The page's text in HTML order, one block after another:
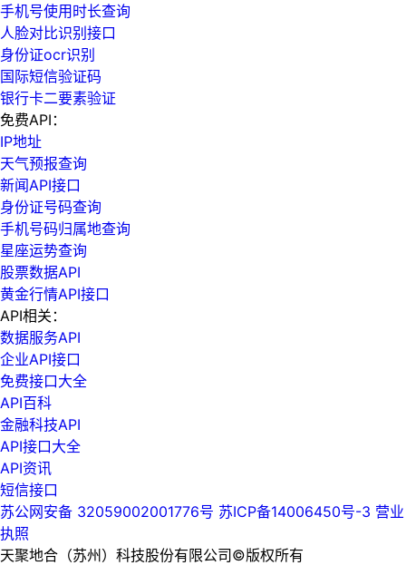
手机号使用时长查询
人脸对比识别接口
身份证ocr识别
国际短信验证码
银行卡二要素验证
免费API：
IP地址
天气预报查询
新闻API接口
身份证号码查询
手机号码归属地查询
星座运势查询
股票数据API
黄金行情API接口
API相关：
数据服务API
企业API接口
免费接口大全
API百科
金融科技API
API接口大全
API资讯
短信接口
苏公网安备 32059002001776号 苏ICP备14006450号-3 营业
执照
天聚地合（苏州）科技股份有限公司©版权所有